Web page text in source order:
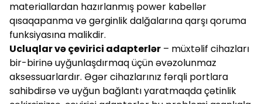
materiallardan hazırlanmış power kabellər
qısaqapanma və gərginlik dalğalarına qarşı qoruma
funksiyasına malikdir.
Ucluqlar və çevirici adapterlər – müxtəlif cihazları
bir-birinə uyğunlaşdırmaq üçün əvəzolunmaz
aksessuarlardır. Əgər cihazlarınız fərqli portlara
sahibdirsə və uyğun bağlantı yaratmaqda çətinlik